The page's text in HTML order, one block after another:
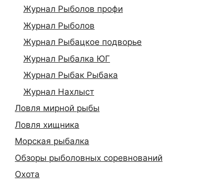
Журнал Рыболов профи
Журнал Рыболов
Журнал Рыбацкое подворье
Журнал Рыбалка ЮГ
Журнал Рыбак Рыбака
Журнал Нахлыст
Ловля мирной рыбы
Ловля хищника
Морская рыбалка
Обзоры рыболовных соревнований
Охота